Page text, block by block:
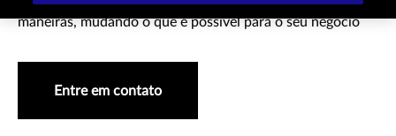
maneiras, mudando o que é possível para o seu negócio
Entre em contato